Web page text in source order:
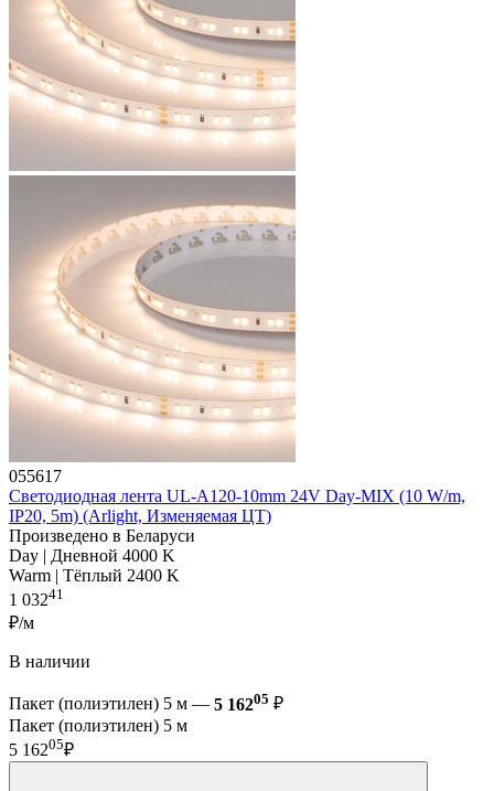
055617
Светодиодная лента UL-A120-10mm 24V Day-MIX (10 W/m,
IP20, 5m) (Arlight, Изменяемая ЦТ)
Произведено в Беларуси
Day | Дневной 4000 K
Warm | Тёплый 2400 K
1 03241
₽/м
В наличии
Пакет (полиэтилен) 5 м — 5 16205 ₽
Пакет (полиэтилен) 5 м
5 16205₽